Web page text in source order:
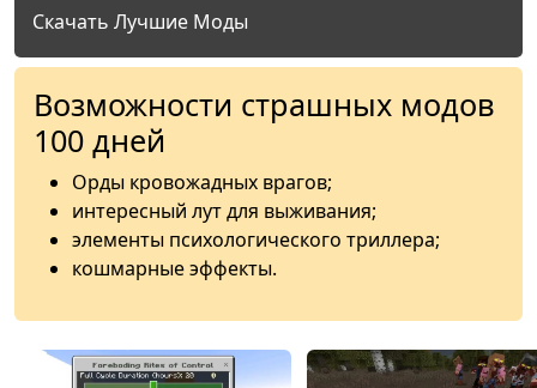
Скачать Лучшие Моды
Возможности страшных модов
100 дней
Орды кровожадных врагов;
интересный лут для выживания;
элементы психологического триллера;
кошмарные эффекты.